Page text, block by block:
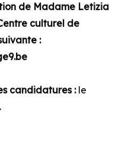
de Madame Letizia
culturel de
:
candidatures :le